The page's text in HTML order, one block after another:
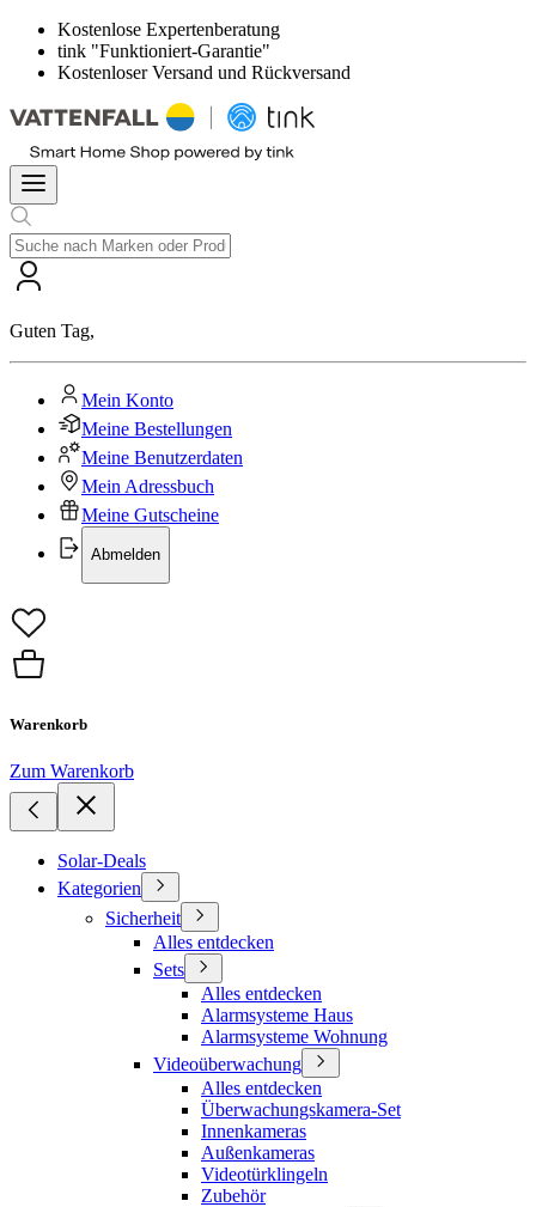
Kostenlose Expertenberatung
tink "Funktioniert-Garantie"
Kostenloser Versand und Rückversand
Guten Tag,
Mein Konto
Meine Bestellungen
Meine Benutzerdaten
Mein Adressbuch
Meine Gutscheine
Abmelden
Warenkorb
Zum Warenkorb
Solar-Deals
Kategorien
Sicherheit
Alles entdecken
Sets
Alles entdecken
Alarmsysteme Haus
Alarmsysteme Wohnung
Videoüberwachung
Alles entdecken
Überwachungskamera-Set
Innenkameras
Außenkameras
Videotürklingeln
Zubehör